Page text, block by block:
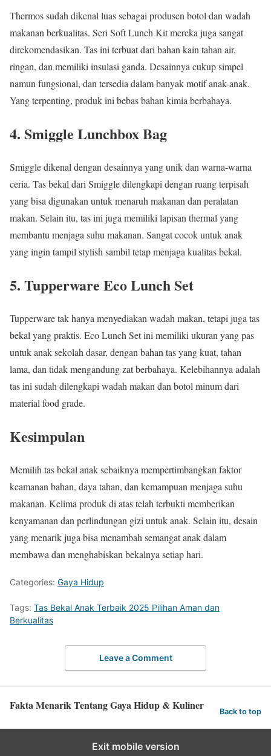
Thermos sudah dikenal luas sebagai produsen botol dan wadah
makanan berkualitas. Seri Soft Lunch Kit mereka juga sangat
direkomendasikan. Tas ini terbuat dari bahan kain tahan air,
ringan, dan memiliki insulasi ganda. Desainnya cukup simpel
namun fungsional, dan tersedia dalam banyak motif anak-anak.
Yang terpenting, produk ini bebas bahan kimia berbahaya.
4. Smiggle Lunchbox Bag
Smiggle dikenal dengan desainnya yang unik dan warna-warna
ceria. Tas bekal dari Smiggle dilengkapi dengan ruang terpisah
yang bisa digunakan untuk menaruh makanan dan peralatan
makan. Selain itu, tas ini juga memiliki lapisan thermal yang
membantu menjaga suhu makanan. Sangat cocok untuk anak
yang ingin tampil stylish sambil tetap menjaga kualitas bekal.
5. Tupperware Eco Lunch Set
Tupperware tak hanya menyediakan wadah makan, tetapi juga tas
bekal yang praktis. Eco Lunch Set ini memiliki ukuran yang pas
untuk anak sekolah dasar, dengan bahan tas yang kuat, tahan
lama, dan tidak mengandung zat berbahaya. Kelebihannya adalah
tas ini sudah dilengkapi wadah makan dan botol minum dari
material food grade.
Kesimpulan
Memilih tas bekal anak sebaiknya mempertimbangkan faktor
keamanan bahan, daya tahan, dan kemampuan menjaga suhu
makanan. Kelima produk di atas telah terbukti memberikan
kenyamanan dan perlindungan gizi untuk anak. Selain itu, desain
yang menarik juga bisa menambah semangat anak dalam
membawa dan menghabiskan bekalnya setiap hari.
Categories: Gaya Hidup
Tags: Tas Bekal Anak Terbaik 2025 Pilihan Aman dan
Berkualitas
Leave a Comment
Fakta Menarik Tentang Gaya Hidup & Kuliner Back to top
Exit mobile version